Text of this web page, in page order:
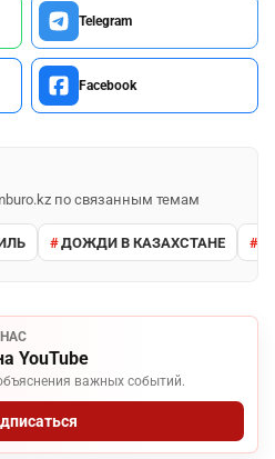
Telegram
Facebook
по связанным темам
ДОЖДИ В КАЗАХСТАНЕ
YouTube
важных событий.